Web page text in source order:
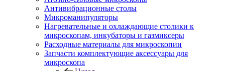
Антивибрационные столы
Микроманипуляторы
Нагревательные и охлаждающие столики к
микроскопам, инкубаторы и газмиксеры
Расходные материалы для микроскопии
Запчасти комплектующие аксессуары для
микроскопа